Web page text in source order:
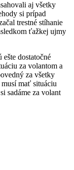
aj všetky
si prípad
trestné stíhanie
ťažkej ujmy
dostatočné
za volantom a
za všetky
mať situáciu
sadáme za volant